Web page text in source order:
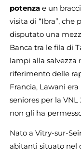
potenza e un
visita di “Ibra”, che
disputato una
Banca tra le fila di
lampi alla salvezza
riferimento delle
Francia, Lawani
seniores per la
non gli ha
Nato a Vitry-sur-
abitanti situato nel